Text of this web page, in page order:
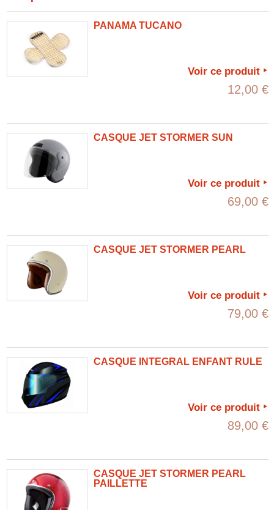
PANAMA TUCANO
Voir ce produit
12,00 €
CASQUE JET STORMER SUN
Voir ce produit
69,00 €
CASQUE JET STORMER PEARL
Voir ce produit
79,00 €
CASQUE INTEGRAL ENFANT RULE
Voir ce produit
89,00 €
CASQUE JET STORMER PEARL
PAILLETTE